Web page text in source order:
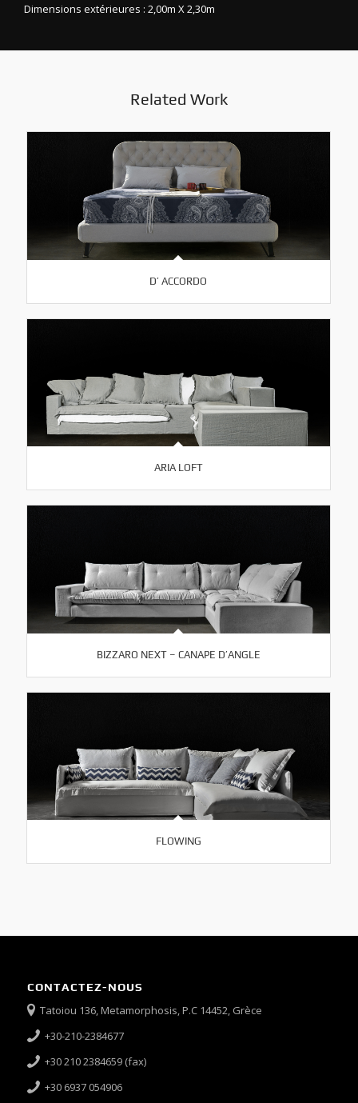
Dimensions extérieures : 2,00m X 2,30m
Related Work
D’ ACCORDO
ARIA LOFT
BIZZARO NEXT – CANAPE D’ANGLE
FLOWING
CONTACTEZ-NOUS
Tatoiou 136, Metamorphosis, P.C 14452, Grèce
+30-210-2384677
+30 210 2384659 (fax)
+30 6937 054906